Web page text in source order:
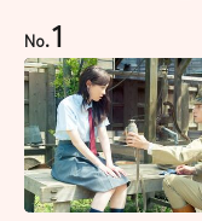
No.1